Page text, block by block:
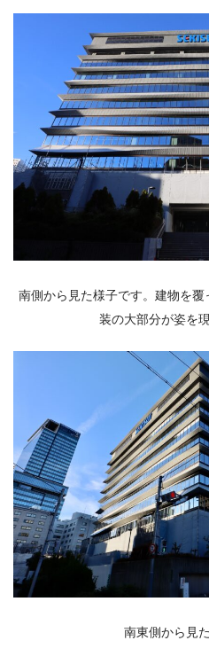
南側から見た様子です。建物を
装の大部分が姿を
南東側から見